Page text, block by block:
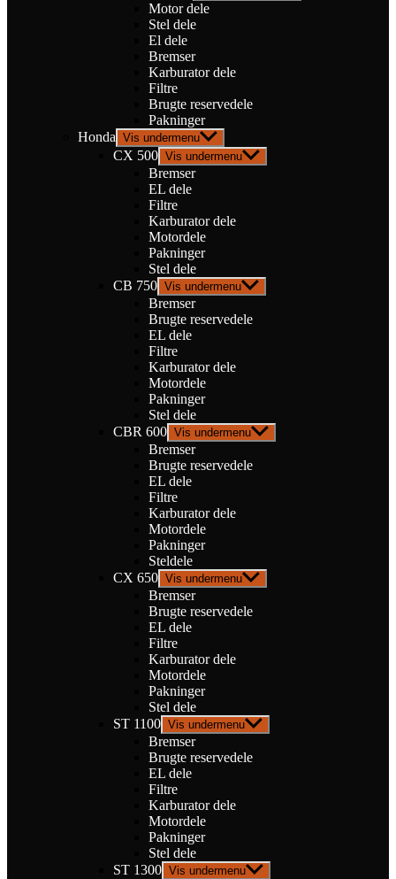
Motor dele
Stel dele
El dele
Bremser
Karburator dele
Filtre
Brugte reservedele
Pakninger
Honda Vis undermenu
CX 500 Vis undermenu
Bremser
EL dele
Filtre
Karburator dele
Motordele
Pakninger
Stel dele
CB 750 Vis undermenu
Bremser
Brugte reservedele
EL dele
Filtre
Karburator dele
Motordele
Pakninger
Stel dele
CBR 600 Vis undermenu
Bremser
Brugte reservedele
EL dele
Filtre
Karburator dele
Motordele
Pakninger
Steldele
CX 650 Vis undermenu
Bremser
Brugte reservedele
EL dele
Filtre
Karburator dele
Motordele
Pakninger
Stel dele
ST 1100 Vis undermenu
Bremser
Brugte reservedele
EL dele
Filtre
Karburator dele
Motordele
Pakninger
Stel dele
ST 1300 Vis undermenu